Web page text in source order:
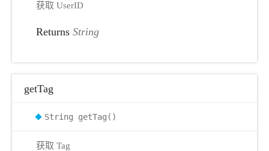
获取 UserID
Returns String
getTag
String getTag()
获取 Tag